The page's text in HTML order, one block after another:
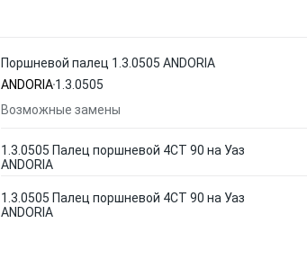
Поршневой палец 1.3.0505 ANDORIA
ANDORIA1.3.0505
Возможные замены
1.3.0505 Палец поршневой 4CT 90 на Уаз
ANDORIA
1.3.0505 Палец поршневой 4CT 90 на Уаз
ANDORIA